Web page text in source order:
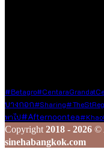
#Betagro
บางกอก#Sharing
พาไป#afternoontea
Copyright 2018 - 2026 ©
sinehabangkok.com